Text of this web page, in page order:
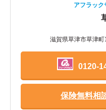
アフラック
滋賀県草津市草津町
0120-
保険無料相